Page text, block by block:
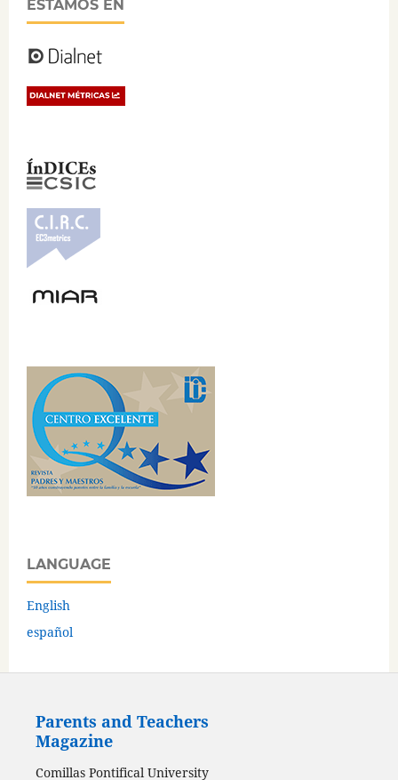
ESTAMOS EN
LANGUAGE
English
español
Parents and Teachers
Magazine
Comillas Pontifical University